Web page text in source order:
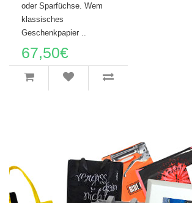
oder Sparfüchse. Wem
klassisches
Geschenkpapier ..
67,50€